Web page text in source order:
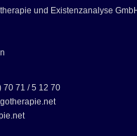
und Existenzanalyse
70 71 / 5 12 70
technisch notwendige Cookies,
sind.